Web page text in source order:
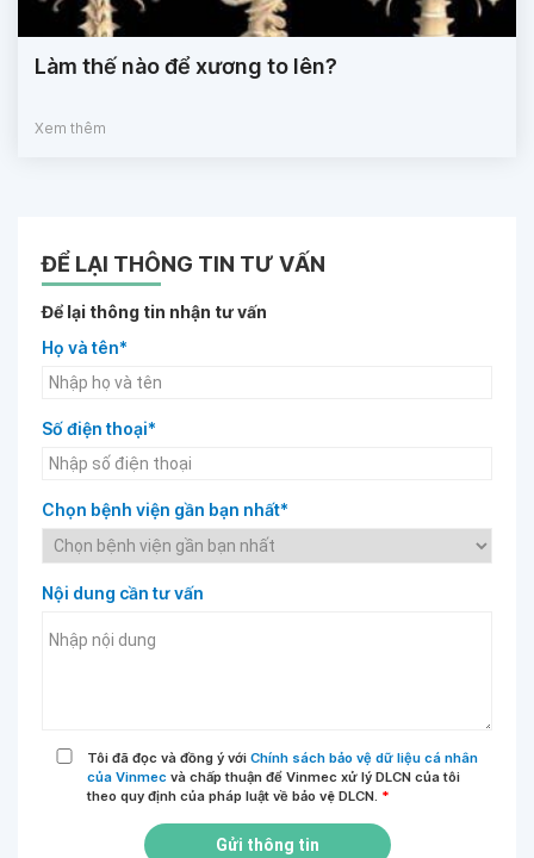
Làm thế nào để xương to lên?
Xem thêm
ĐỂ LẠI THÔNG TIN TƯ VẤN
Để lại thông tin nhận tư vấn
Họ và tên*
Số điện thoại*
Chọn bệnh viện gần bạn nhất*
Nội dung cần tư vấn
Tôi đã đọc và đồng ý với Chính sách bảo vệ dữ liệu cá nhân
của Vinmec và chấp thuận để Vinmec xử lý DLCN của tôi
theo quy định của pháp luật về bảo vệ DLCN. *
Gửi thông tin